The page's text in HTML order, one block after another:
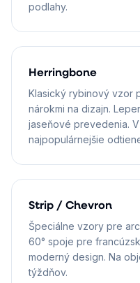
podlahy.
Herringbone
Klasický rybinový vzor
nárokmi na dizajn.
jaseňové prevedenia.
najpopulárnejšie
Strip / Chevron
Špeciálne vzory pre
60° spoje pre
moderný design. Na
týždňov.